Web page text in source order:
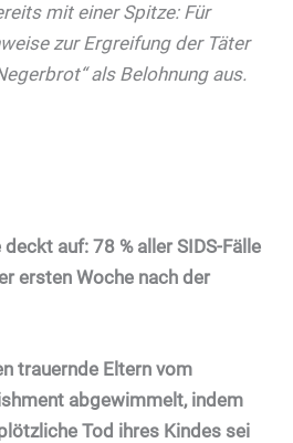
mit einer Spitze: Für
zur Ergreifung der Täter
als Belohnung aus.
auf: 78 % aller SIDS-Fälle
ersten Woche nach der
trauernde Eltern vom
abgewimmelt, indem
Tod ihres Kindes sei